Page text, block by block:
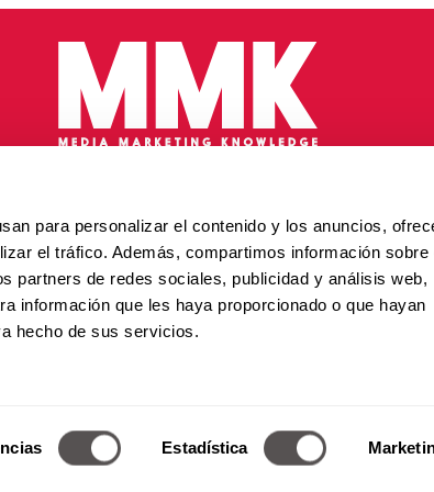
para personalizar el contenido y los anuncios,
el tráfico. Además, compartimos información sobre
partners de redes sociales, publicidad y análisis web,
información que les haya proporcionado o que hayan
hecho de sus servicios.
Estadística
de Media Marketing Knowledge Group
total o parcial, incluyendo cualquier medio